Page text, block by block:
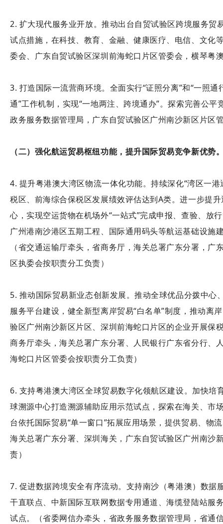
2. 扩大现代服务业开放。推动出台自贸试验区跨境服务
试点措施，在科技、教育、金融、健康医疗、电信、文化
委会、广东自贸试验区深圳前海蛇口片区管委会，横琴粤
3. 打造国际一流营商环境。全面实行“证照分离”和“一照
通”工作机制，实现“一地两注、跨境通办”。探索完善公
政务服务数据管理局，广东自贸试验区广州南沙新区片区
（二）强化航运贸易枢纽功能，提升国际贸易竞争新优势
4. 提升粤港澳大湾区物流一体化功能。持续深化“湾区一
税区、前海综合保税区发展绩效评估达到A类。进一步提
心，实现空运货物在机场外“一站式”完成申报、查验、放
广州港南沙港区五期工程、国际通用码头等航运基础设
（省交通运输厅牵头，省商务厅，海关总署广东分署，
区执委会按职责分工负责）
5. 推动国际贸易新业态创新发展。推动全球优品分拨中
服务平台建设，健全新型离岸贸易“白名单”制度，推动离
验区广州南沙新区片区、深圳前海蛇口片区的企业开展
商务厅牵头，海关总署广东分署、人民银行广东省分行、
海蛇口片区管委会按职责分工负责）
6. 支持粤港澳大湾区全球贸易数字化领航区建设。加快
球溯源中心打造溯源辅助应用示范试点，探索在海关、市
台依托国际贸易“单一窗口”拓展应用场景，提供贸易、物
海关总署广东分署、深圳海关，广东自贸试验区广州南沙
责）
7. 促进数据跨境安全有序流动。支持南沙（粤港澳）数
干直联点、中新国际互联网数据专用通道、海缆登陆站
试点。（省委网信办牵头，省政务服务数据管理局，省通